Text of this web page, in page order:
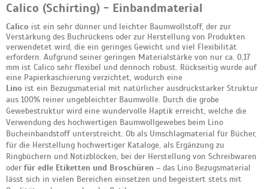
Calico (Schirting) - Einbandmaterial
Calico ist ein sehr dünner und leichter Baumwollstoff, der zur
Verstärkung des Buchrückens oder zur Herstellung von Produkten
verwendetet wird, die ein geringes Gewicht und viel Flexibilität
erfordern. Aufgrund seiner geringen Materialstärke von nur ca. 0,17
mm ist Calico sehr flexibel und dennoch robust. Rückseitig wurde auf
eine Papierkaschierung verzichtet, wodurch eine
Lino ist ein Bezugsmaterial mit natürlicher ausdruckstarker Struktur
aus 100% reiner ungebleichter Baumwolle. Durch die grobe
Gewebestruktur wird eine wundervolle Haptik erreicht, welche die
Verwendung des hochwertigen Baumwollgewebes beim Lino
Bucheinbandstoff unterstreicht. Ob als Umschlagmaterial für Bücher,
für die Herstellung hochwertiger Kataloge, als Ergänzung zu
Ringbüchern und Notizblöcken, bei der Herstellung von Schreibwaren
oder für edle Etiketten und Broschüren – das Lino Bezugsmaterial
lässt sich in vielen Bereichen einsetzen und begeistert stets mit